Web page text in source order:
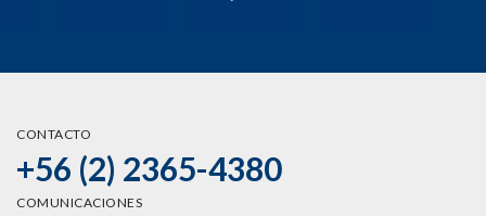
CONTACTO
+56 (2) 2365-4380
COMUNICACIONES